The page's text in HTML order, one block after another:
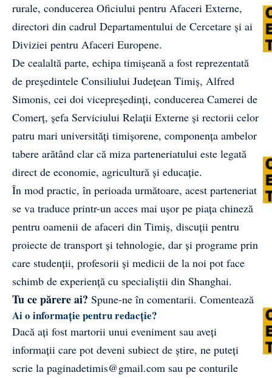
rurale, conducerea Oficiului pentru Afaceri Externe,
directori din cadrul Departamentului de Cercetare și ai
Diviziei pentru Afaceri Europene.
De cealaltă parte, echipa timișeană a fost reprezentată
de președintele Consiliului Județean Timiș, Alfred
Simonis, cei doi vicepreședinți, conducerea Camerei de
Comerț, șefa Serviciului Relații Externe și rectorii celor
patru mari universități timișorene, componența ambelor
tabere arătând clar că miza parteneriatului este legată
direct de economie, agricultură și educație.
În mod practic, în perioada următoare, acest parteneriat
se va traduce printr-un acces mai ușor pe piața chineză
pentru oamenii de afaceri din Timiș, discuții pentru
proiecte de transport și tehnologie, dar și programe prin
care studenții, profesorii și medicii de la noi pot face
schimb de experiență cu specialiștii din Shanghai.
Tu ce părere ai? Spune-ne în comentarii. Comentează
Ai o informație pentru redacție?
Dacă ați fost martorii unui eveniment sau aveți
informații care pot deveni subiect de știre, ne puteți
scrie la paginadetimis@gmail.com sau pe conturile